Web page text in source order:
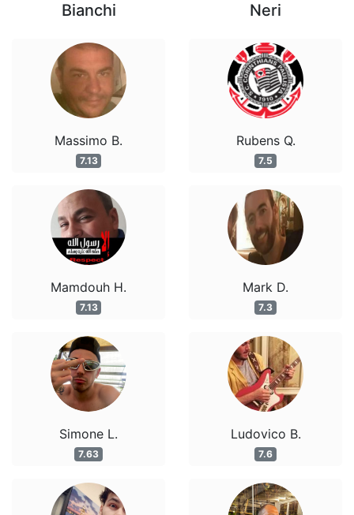
Bianchi
Massimo B.
7.13
Mamdouh H.
7.13
Simone L.
7.63
Neri
Rubens Q.
7.5
Mark D.
7.3
Ludovico B.
7.6